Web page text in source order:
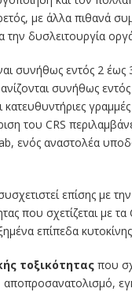
με άλλα πιθανά
την δυσλειτουργία
συνήθως εντός 2
συνήθως
κατευθυντήριες
του CRS
ενός αναστολέα
επίσης με
που σχετίζεται με τα
επίπεδα
τοξικότητας που